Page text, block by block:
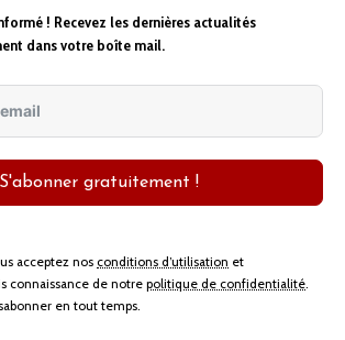
! Recevez les dernières actualités
dans votre boîte mail.
S'abonner gratuitement !
acceptez nos conditions d’utilisation et
connaissance de notre politique de confidentialité
en tout temps.